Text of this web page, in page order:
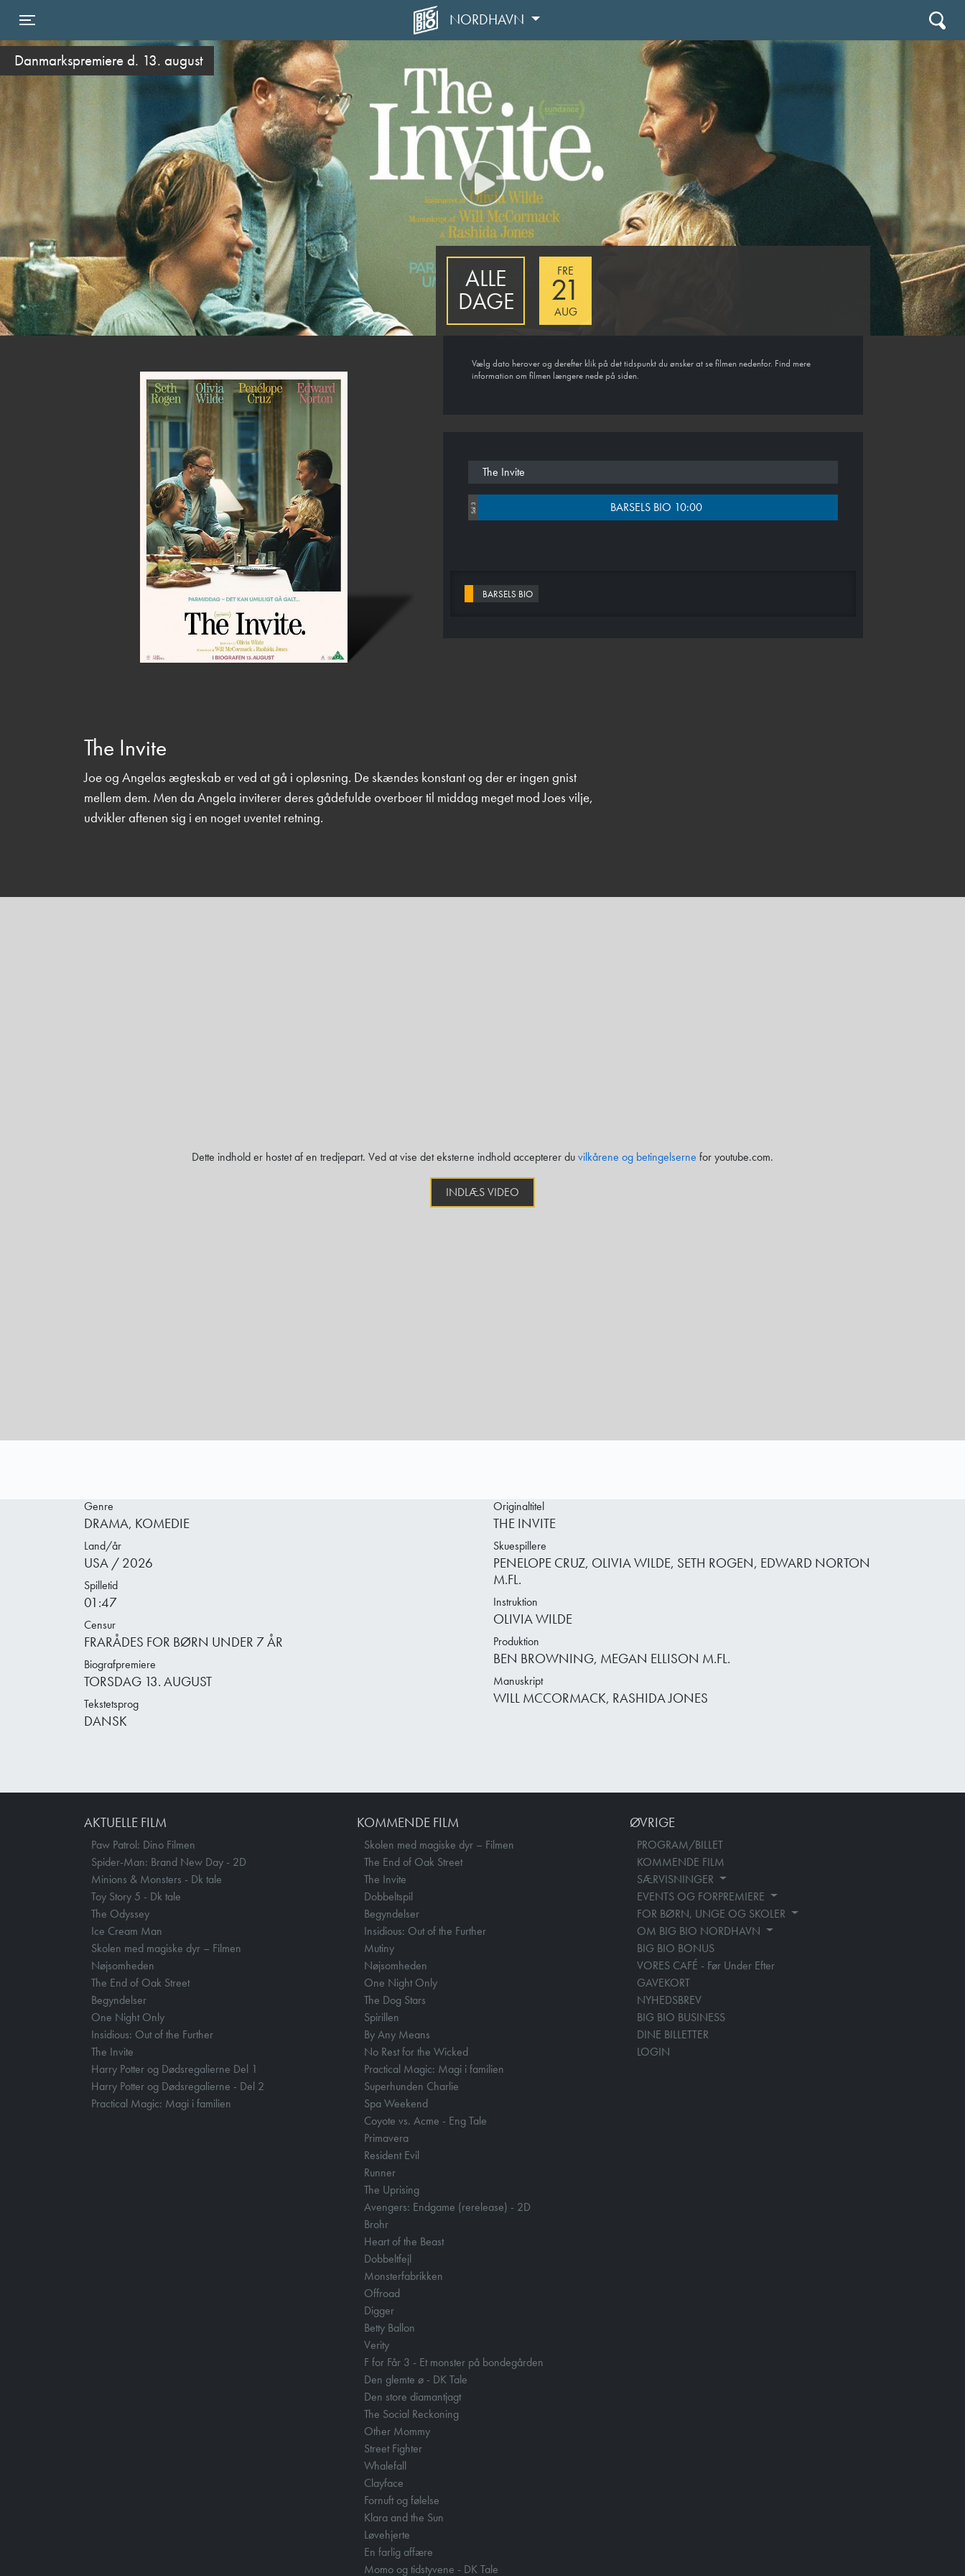
NORDHAVN
Danmarkspremiere d. 13. august
ALLE
DAGE
FRE
21
AUG
Vælg dato herover og derefter klik på det tidspunkt du ønsker at se filmen nedenfor. Find mere
information om filmen længere nede på siden.
The Invite
Sal 3 BARSELS BIO 10:00
BARSELS BIO
The Invite
Joe og Angelas ægteskab er ved at gå i opløsning. De skændes konstant og der er ingen gnist
mellem dem. Men da Angela inviterer deres gådefulde overboer til middag meget mod Joes vilje,
udvikler aftenen sig i en noget uventet retning.
Dette indhold er hostet af en tredjepart. Ved at vise det eksterne indhold accepterer duvilkårene og betingelserne for youtube.com.
INDLÆS VIDEO
Genre
DRAMA, KOMEDIE
Land/år
USA / 2026
Spilletid
01:47
Censur
FRARÅDES FOR BØRN UNDER 7 ÅR
Biografpremiere
TORSDAG 13. AUGUST
Tekstetsprog
DANSK
Originaltitel
THE INVITE
Skuespillere
PENELOPE CRUZ, OLIVIA WILDE, SETH ROGEN, EDWARD NORTON
M.FL.
Instruktion
OLIVIA WILDE
Produktion
BEN BROWNING, MEGAN ELLISON M.FL.
Manuskript
WILL MCCORMACK, RASHIDA JONES
AKTUELLE FILM
Paw Patrol: Dino Filmen
Spider-Man: Brand New Day - 2D
Minions & Monsters - Dk tale
Toy Story 5 - Dk tale
The Odyssey
Ice Cream Man
Skolen med magiske dyr – Filmen
Nøjsomheden
The End of Oak Street
Begyndelser
One Night Only
Insidious: Out of the Further
The Invite
Harry Potter og Dødsregalierne Del 1
Harry Potter og Dødsregalierne - Del 2
Practical Magic: Magi i familien
KOMMENDE FILM
Skolen med magiske dyr – Filmen
The End of Oak Street
The Invite
Dobbeltspil
Begyndelser
Insidious: Out of the Further
Mutiny
Nøjsomheden
One Night Only
The Dog Stars
Spirillen
By Any Means
No Rest for the Wicked
Practical Magic: Magi i familien
Superhunden Charlie
Spa Weekend
Coyote vs. Acme - Eng Tale
Primavera
Resident Evil
Runner
The Uprising
Avengers: Endgame (rerelease) - 2D
Brohr
Heart of the Beast
Dobbeltfejl
Monsterfabrikken
Offroad
Digger
Betty Ballon
Verity
F for Får 3 - Et monster på bondegården
Den glemte ø - DK Tale
Den store diamantjagt
The Social Reckoning
Other Mommy
Street Fighter
Whalefall
Clayface
Fornuft og følelse
Klara and the Sun
Løvehjerte
En farlig affære
Momo og tidstyvene - DK Tale
ØVRIGE
PROGRAM/BILLET
KOMMENDE FILM
SÆRVISNINGER
EVENTS OG FORPREMIERE
FOR BØRN, UNGE OG SKOLER
OM BIG BIO NORDHAVN
BIG BIO BONUS
VORES CAFÉ - Før Under Efter
GAVEKORT
NYHEDSBREV
BIG BIO BUSINESS
DINE BILLETTER
LOGIN